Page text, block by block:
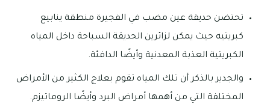
تحتضن حديقة عين مضب في الفجيرة منطقة ينابيع
كبريتيه حيث يمكن لزائرين الحديقة السباحة داخل المياه
الكبريتية العذبة المعدنية وأيضًا الدافئة.
والجدير بالذكر أن تلك المياه تقوم بعلاج الكثير من الأمراض
المختلفة التي من أهمها أمراض البرد وأيضًا الروماتيزم.